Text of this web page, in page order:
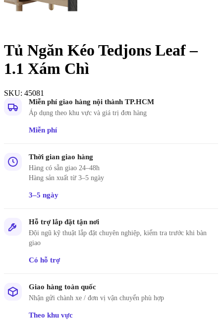
Tủ Ngăn Kéo Tedjons Leaf –
1.1 Xám Chì
SKU: 45081
Miễn phí giao hàng nội thành TP.HCM
Áp dụng theo khu vực và giá trị đơn hàng
Miễn phí
Thời gian giao hàng
Hàng có sẵn giao 24–48h
Hàng sản xuất từ 3–5 ngày
3–5 ngày
Hỗ trợ lắp đặt tận nơi
Đội ngũ kỹ thuật lắp đặt chuyên nghiệp, kiểm tra trước khi bàn
giao
Có hỗ trợ
Giao hàng toàn quốc
Nhận gửi chành xe / đơn vị vận chuyển phù hợp
Theo khu vực